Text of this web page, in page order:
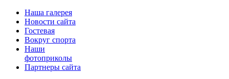
Наша галерея
Новости сайта
Гостевая
Вокруг спорта
Наши
фотоприколы
Партнеры сайта